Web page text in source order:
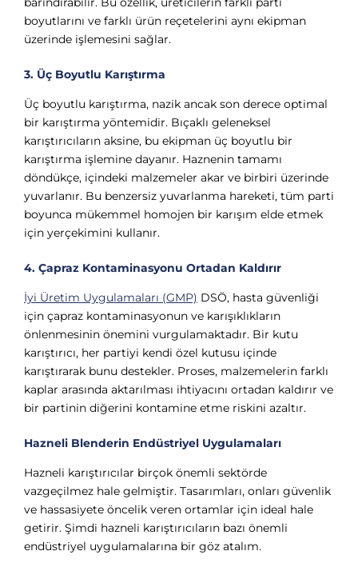
boyutlarını ve farklı ürün reçetelerini aynı ekipman
üzerinde işlemesini sağlar.
3. Üç Boyutlu Karıştırma
Üç boyutlu karıştırma, nazik ancak son derece optimal
bir karıştırma yöntemidir. Bıçaklı geleneksel
karıştırıcıların aksine, bu ekipman üç boyutlu bir
karıştırma işlemine dayanır. Haznenin tamamı
döndükçe, içindeki malzemeler akar ve birbiri üzerinde
yuvarlanır. Bu benzersiz yuvarlanma hareketi, tüm parti
boyunca mükemmel homojen bir karışım elde etmek
için yerçekimini kullanır.
4. Çapraz Kontaminasyonu Ortadan Kaldırır
İyi Üretim Uygulamaları (GMP) DSÖ, hasta güvenliği
için çapraz kontaminasyonun ve karışıklıkların
önlenmesinin önemini vurgulamaktadır. Bir kutu
karıştırıcı, her partiyi kendi özel kutusu içinde
karıştırarak bunu destekler. Proses, malzemelerin farklı
kaplar arasında aktarılması ihtiyacını ortadan kaldırır ve
bir partinin diğerini kontamine etme riskini azaltır.
Hazneli Blenderin Endüstriyel Uygulamaları
Hazneli karıştırıcılar birçok önemli sektörde
vazgeçilmez hale gelmiştir. Tasarımları, onları güvenlik
ve hassasiyete öncelik veren ortamlar için ideal hale
getirir. Şimdi hazneli karıştırıcıların bazı önemli
endüstriyel uygulamalarına bir göz atalım.